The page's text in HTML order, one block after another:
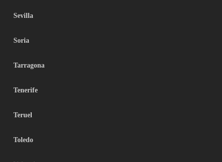
Sevilla
Soria
Tarragona
Tenerife
Teruel
Toledo